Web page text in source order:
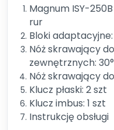
Magnum ISY-
rur
Bloki
Nóż skrawający
zewnętrznych:
Nóż skrawający
Klucz płaski: 2 szt
Klucz imbus: 1 szt
Instrukcję obsługi